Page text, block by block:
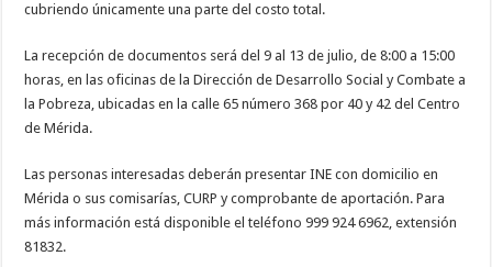
cubriendo únicamente una parte del costo total.
La recepción de documentos será del 9 al 13 de julio, de 8:00 a 15:00
horas, en las oficinas de la Dirección de Desarrollo Social y Combate a
la Pobreza, ubicadas en la calle 65 número 368 por 40 y 42 del Centro
de Mérida.
Las personas interesadas deberán presentar INE con domicilio en
Mérida o sus comisarías, CURP y comprobante de aportación. Para
más información está disponible el teléfono 999 924 6962, extensión
81832.